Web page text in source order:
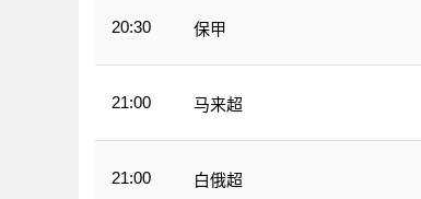
20:30 保甲
21:00 马来超
21:00 白俄超